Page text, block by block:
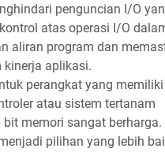
penguncian I/O
atas operasi I/O
aliran program dan
kinerja aplikasi.
perangkat yang
atau sistem tertanam
memori sangat
pilihan yang lebih